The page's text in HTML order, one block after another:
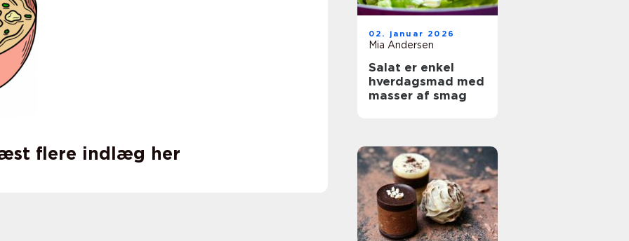
flere indlæg her
02. januar 2026
Mia Andersen
Salat er enkel
hverdagsmad med
masser af smag